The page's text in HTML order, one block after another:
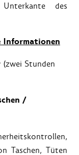
des
Informationen
(zwei Stunden
/
Taschen, Tüten